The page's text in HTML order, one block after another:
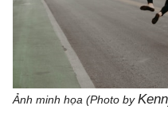
Ảnh minh họa (Photo by